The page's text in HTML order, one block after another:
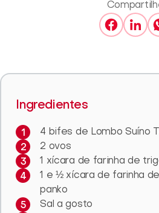
Ingredientes
4 bifes de Lombo Suíno
2 ovos
1 xícara de farinha de
1 e ½ xícara de farinha
panko
Sal a gosto